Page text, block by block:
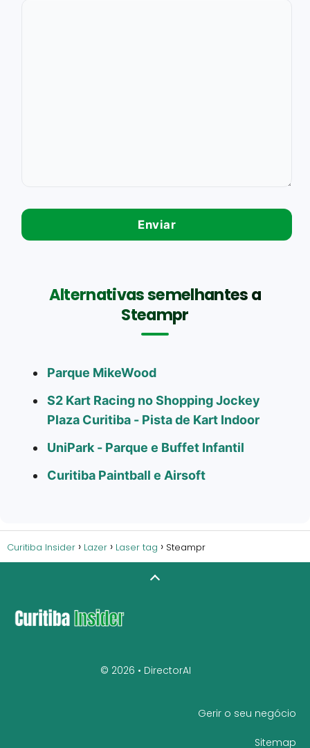
Alternativas semelhantes a
Steampr
Parque MikeWood
S2 Kart Racing no Shopping Jockey
Plaza Curitiba - Pista de Kart Indoor
UniPark - Parque e Buffet Infantil
Curitiba Paintball e Airsoft
Curitiba Insider Lazer Laser tag Steampr
© 2026 • DirectorAI
Gerir o seu negócio
Sitemap